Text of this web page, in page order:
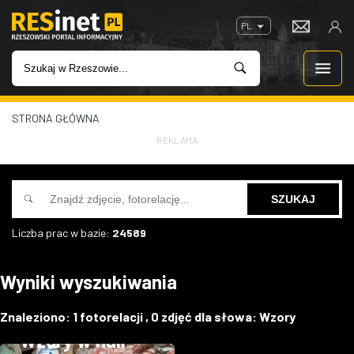
PL
WIADOMOŚCI
INWESTYCJE
IMPREZY
W KINACH
STRONA GŁÓWNA
REKLAMA
Liczba prac w bazie: 24589
Wyniki wyszukiwania
Znaleziono: 1 fotorelacji , 0 zdjęć dla słowa: Wzory
Targi rzemiosła
Wzory w hali